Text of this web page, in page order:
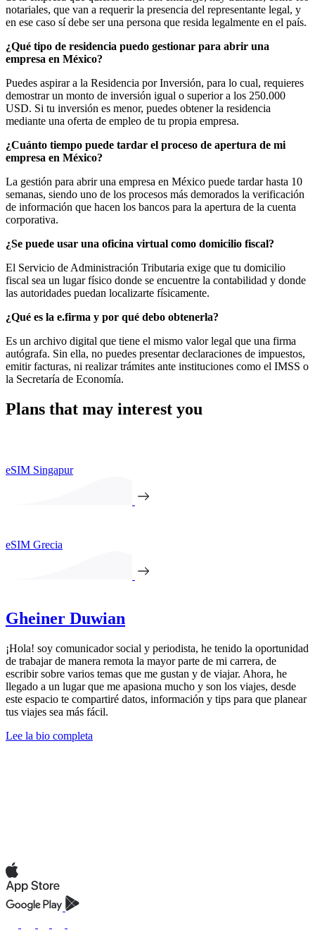
notariales, que van a requerir la presencia del representante legal, y
en ese caso sí debe ser una persona que resida legalmente en el país.
¿Qué tipo de residencia puedo gestionar para abrir una
empresa en México?
Puedes aspirar a la Residencia por Inversión, para lo cual, requieres
demostrar un monto de inversión igual o superior a los 250.000
USD. Si tu inversión es menor, puedes obtener la residencia
mediante una oferta de empleo de tu propia empresa.
¿Cuánto tiempo puede tardar el proceso de apertura de mi
empresa en México?
La gestión para abrir una empresa en México puede tardar hasta 10
semanas, siendo uno de los procesos más demorados la verificación
de información que hacen los bancos para la apertura de la cuenta
corporativa.
¿Se puede usar una oficina virtual como domicilio fiscal?
El Servicio de Administración Tributaria exige que tu domicilio
fiscal sea un lugar físico donde se encuentre la contabilidad y donde
las autoridades puedan localizarte físicamente.
¿Qué es la e.firma y por qué debo obtenerla?
Es un archivo digital que tiene el mismo valor legal que una firma
autógrafa. Sin ella, no puedes presentar declaraciones de impuestos,
emitir facturas, ni realizar trámites ante instituciones como el IMSS o
la Secretaría de Economía.
Plans that may interest you
eSIM Singapur
eSIM Grecia
Gheiner Duwian
¡Hola! soy comunicador social y periodista, he tenido la oportunidad
de trabajar de manera remota la mayor parte de mi carrera, de
escribir sobre varios temas que me gustan y de viajar. Ahora, he
llegado a un lugar que me apasiona mucho y son los viajes, desde
este espacio te compartiré datos, información y tips para que planear
tus viajes sea más fácil.
Lee la bio completa